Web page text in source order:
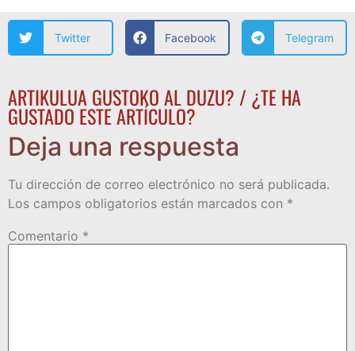
Twitter Facebook Telegram
ARTIKULUA GUSTOKO AL DUZU? / ¿TE HA
GUSTADO ESTE ARTÍCULO?
Deja una respuesta
Tu dirección de correo electrónico no será publicada.
Los campos obligatorios están marcados con *
Comentario *